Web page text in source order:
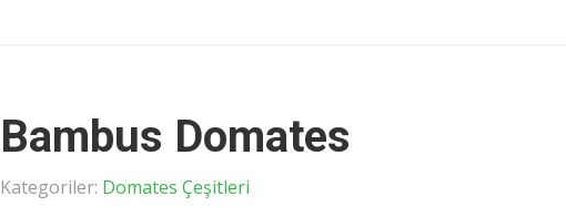
Bambus Domates
Kategoriler: Domates Çeşitleri